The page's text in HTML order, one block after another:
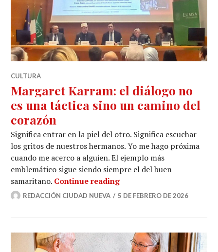
CULTURA
Margaret Karram: el diálogo no
es una táctica sino un camino del
corazón
Significa entrar en la piel del otro. Significa escuchar
los gritos de nuestros hermanos. Yo me hago próxima
cuando me acerco a alguien. El ejemplo más
emblemático sigue siendo siempre el del buen
samaritano. Continue readingMargaret Karram: el
REDACCIÓN CIUDAD NUEVA 5 DE FEBRERO DE 2026